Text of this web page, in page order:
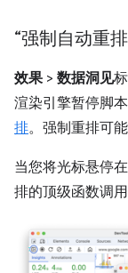
“强制自动重
效果 > 数据洞见
渲染引擎暂停脚
排。强制重排可
当您将光标悬停
排的顶级函数调